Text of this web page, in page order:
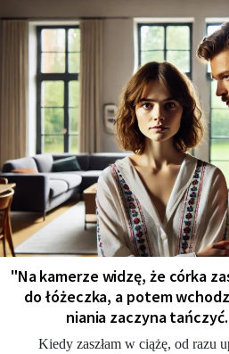
"Na kamerze widzę, że córka
do łóżeczka, a potem
niania zaczyna
Kiedy zaszłam w ciążę, od razu